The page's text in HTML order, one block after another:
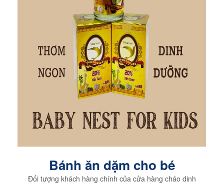
Bánh ăn dặm cho bé
Đối tượng khách hàng chính của cửa hàng cháo dinh